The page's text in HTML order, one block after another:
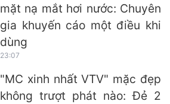
mặt nạ mắt hơi nước: Chuyên
gia khuyến cáo một điều khi
dùng
23:07
"MC xinh nhất VTV" mặc đẹp
không trượt phát nào: Đẻ 2